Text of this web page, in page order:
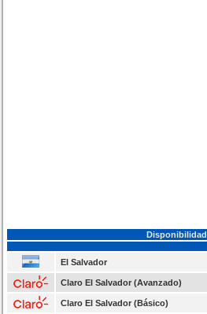
Disponibilidad
El Salvador
Claro El Salvador (Avanzado)
Claro El Salvador (Básico)